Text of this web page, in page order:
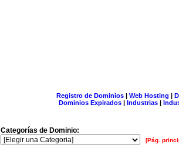
Registro de Dominios| Web Hosting |
Dominios Expirados | Industrias |
Categorías de Dominio:
[Pág.